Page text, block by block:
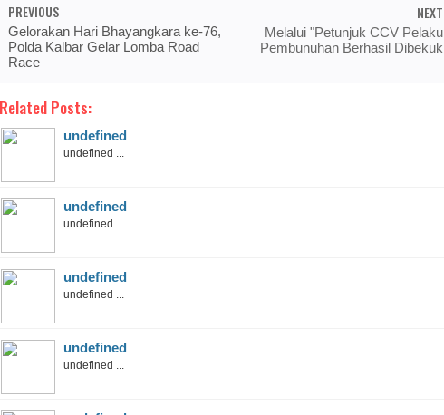
PREVIOUS
Gelorakan Hari Bhayangkara ke-76,
Polda Kalbar Gelar Lomba Road
Race
NEXT
Melalui "Petunjuk CCV Pelaku
Pembunuhan Berhasil Dibekuk
Related Posts:
undefined
undefined ...
undefined
undefined ...
undefined
undefined ...
undefined
undefined ...